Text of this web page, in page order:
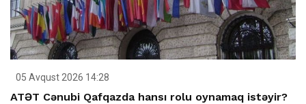
05 Avqust 2026 14:28
ATƏT Cənubi Qafqazda hansı rolu oynamaq istəyir?